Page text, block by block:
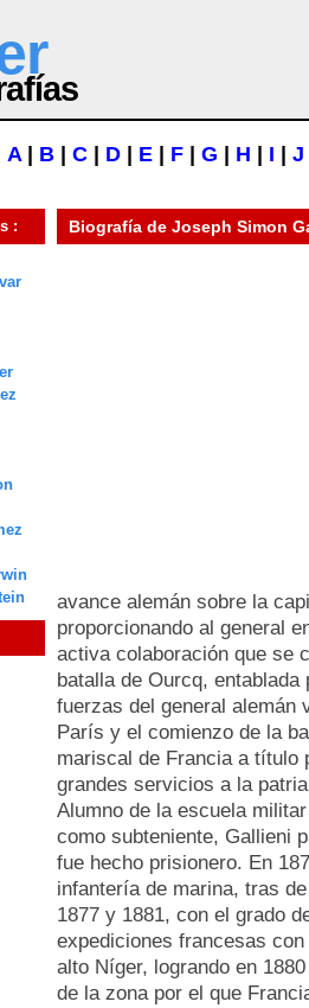
A| B C D E F G H I J
:
Biografía de Joseph Simon
avance alemán sobre la
proporcionando al general
activa colaboración que se
batalla de Ourcq,
fuerzas del general alemán
París y el comienzo de la
mariscal de Francia a título
grandes servicios a la
Alumno de la escuela
como subteniente, Gallieni
fue hecho prisionero. En
infantería de marina, tras
1877 y 1881, con el grado
expediciones francesas
alto Níger, logrando en
de la zona por el que